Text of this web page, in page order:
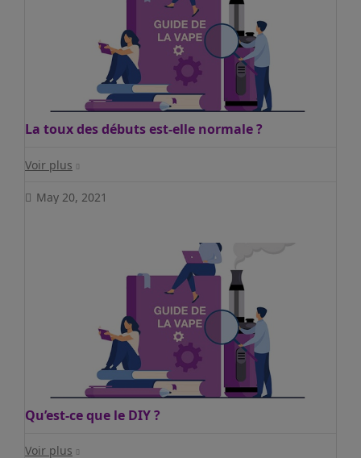
La toux des débuts est-elle normale ?
Voir plus
May 20, 2021
Qu’est-ce que le DIY ?
Voir plus